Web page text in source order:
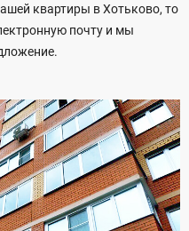
квартиры в Хотьково, то
почту и мы